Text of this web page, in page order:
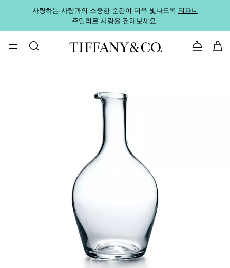
사랑하는 사람과의 소중한 순간이 더욱 빛나도록 티파니
주얼리로 사랑을 전해보세요.
문의하기